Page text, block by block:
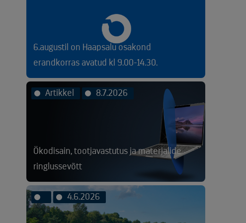
6.augustil on Haapsalu osakond
erandkorras avatud kl 9.00-14.30.
Artikkel 8.7.2026
Ökodisain, tootjavastutus ja materjalide
ringlussevõtt
4.6.2026